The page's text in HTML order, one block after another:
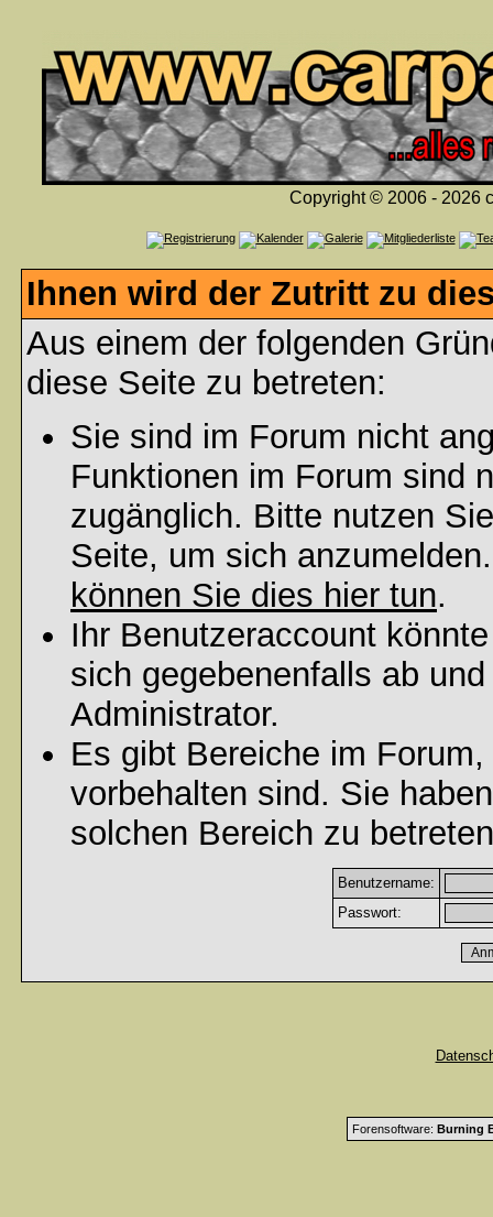
Copyright © 2006 - 2026
Ihnen wird der Zutritt zu
Aus einem der folgenden
diese Seite zu betreten:
Sie sind im Forum nicht
Funktionen im Forum sind
zugänglich. Bitte nutzen
Seite, um sich
können Sie dies hier tun.
Ihr Benutzeraccount
sich gegebenenfalls ab
Administrator.
Es gibt Bereiche im
vorbehalten sind. Sie
solchen Bereich zu
Benutzername:
Passwort:
Forensoftware: Burning